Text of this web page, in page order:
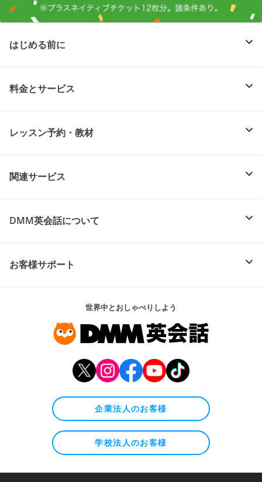
はじめる前に
料金とサービス
レッスン予約・教材
関連サービス
DMM英会話について
お客様サポート
世界中とおしゃべりしよう
企業法人のお客様
学校法人のお客様